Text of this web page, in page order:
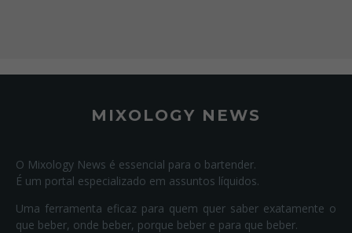
MIXOLOGY NEWS
O Mixology News é essencial para o bartender.
É um portal especializado em assuntos líquidos.
Uma ferramenta eficaz para quem quer saber exatamente o
que beber, onde beber, porque beber e para que beber.